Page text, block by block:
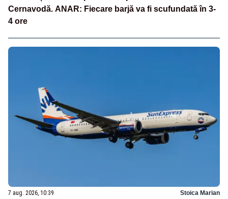
Cernavodă. ANAR: Fiecare barjă va fi scufundată în 3-
4 ore
7 aug. 2026, 10:39 Stoica Marian